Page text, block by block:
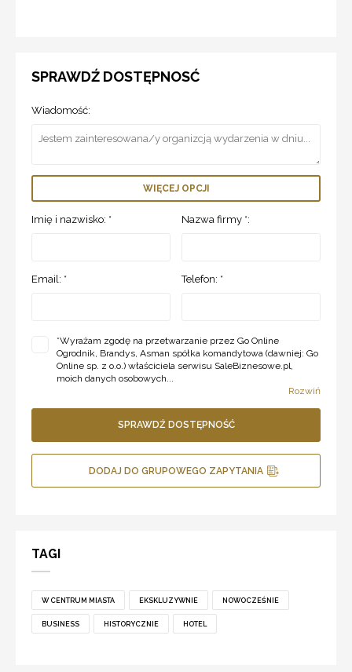
SPRAWDŹ DOSTĘPNOSĆ
Wiadomość:
WIĘCEJ OPCJI
Imię i nazwisko: * Nazwa firmy *:
Email: * Telefon: *
*Wyrażam zgodę na przetwarzanie przez Go Online
Ogrodnik, Brandys, Asman spółka komandytowa (dawniej: Go
Online sp. z o.o.) właściciela serwisu SaleBiznesowe.pl,
moich danych osobowych...
Rozwiń
SPRAWDŹ DOSTĘPNOŚĆ
DODAJ DO GRUPOWEGO ZAPYTANIA
TAGI
W CENTRUM MIASTA EKSKLUZYWNIE NOWOCZEŚNIE
BUSINESS HISTORYCZNIE HOTEL